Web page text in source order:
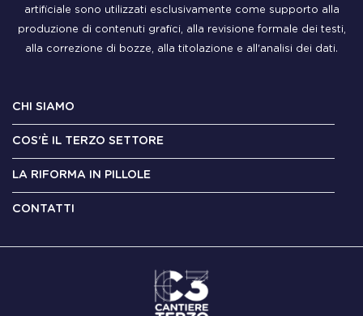
artificiale sono utilizzati esclusivamente come supporto alla
produzione di contenuti grafici, alla revisione formale dei testi,
alla correzione di bozze, alla titolazione e all'analisi dei dati.
CHI SIAMO
COS'È IL TERZO SETTORE
LA RIFORMA IN PILLOLE
CONTATTI